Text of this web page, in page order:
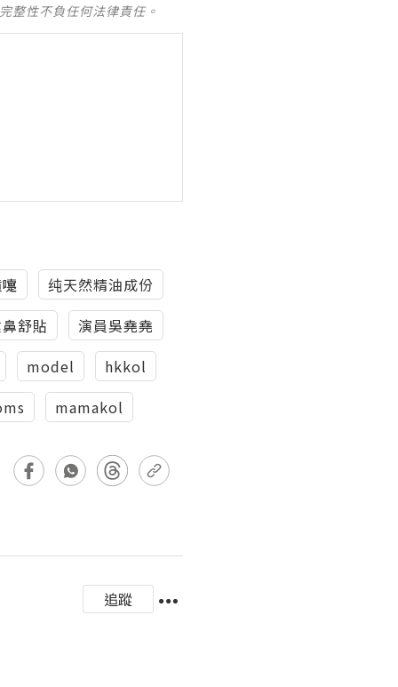
整性不負任何法律責任。
纯天然精油成份
舒貼
演員吳堯堯
model
hkkol
mamakol
追蹤